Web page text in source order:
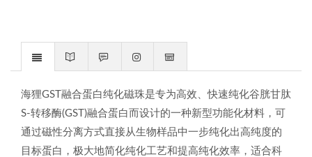
海狸GST融合蛋白纯化磁珠是专为高效、快速纯化谷胱甘肽
S-转移酶(GST)融合蛋白而设计的一种新型功能化材料，可
通过磁性分离方式直接从生物样品中一步纯化出高纯度的
目标蛋白，极大地简化纯化工艺和提高纯化效率，适合科